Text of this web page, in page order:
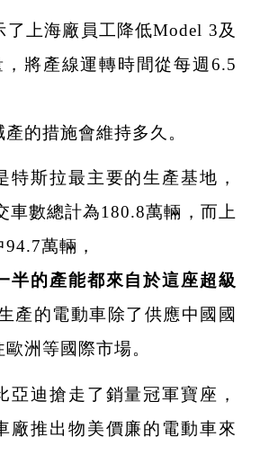
了上海廠員工降低Model 3及
將產線運轉時間從每週6.5
的措施會維持多久。
特斯拉最主要的生產基地，
車數總計為180.8萬輛，而上
萬輛，
半的產能都來自於這座超級
產的電動車除了供應中國國
洲等國際市場。
亞迪搶走了銷量冠軍寶座，
廠推出物美價廉的電動車來